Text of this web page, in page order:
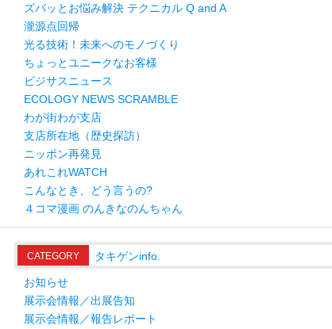
ズバッとお悩み解決 テクニカル Q and A
瀧源点回帰
光る技術！未来へのモノづくり
ちょっとユニークなお客様
ビジサスニュース
ECOLOGY NEWS SCRAMBLE
わが街わが支店
支店所在地（歴史探訪）
ニッポン再発見
あれこれWATCH
こんなとき、どう言うの?
４コマ漫画 のんきなのんちゃん
CATEGORY タキゲンinfo.
お知らせ
展示会情報／出展告知
展示会情報／報告レポート